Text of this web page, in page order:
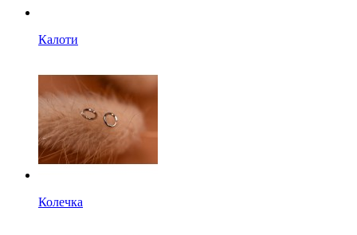
Калоти
Колечка